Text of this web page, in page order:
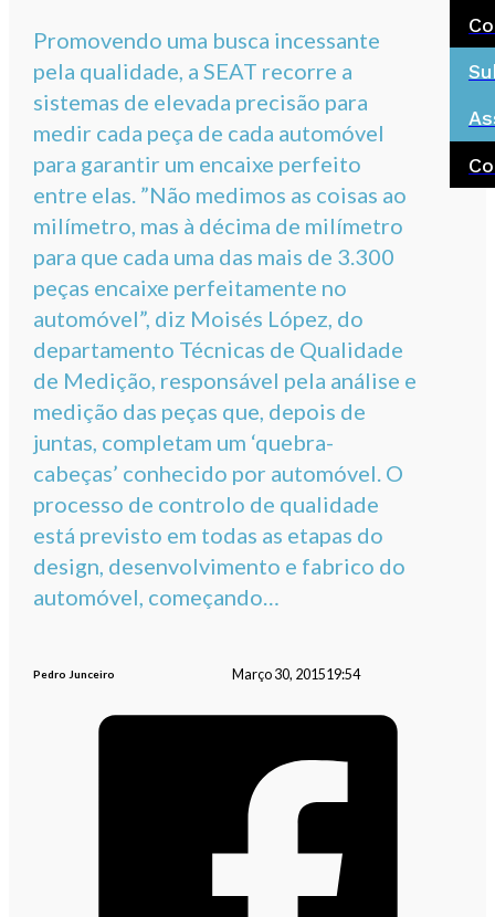
Promovendo uma busca incessante
pela qualidade, a SEAT recorre a
sistemas de elevada precisão para
medir cada peça de cada automóvel
para garantir um encaixe perfeito
entre elas. ”Não medimos as coisas ao
milímetro, mas à décima de milímetro
para que cada uma das mais de 3.300
peças encaixe perfeitamente no
automóvel”, diz Moisés López, do
departamento Técnicas de Qualidade
de Medição, responsável pela análise e
medição das peças que, depois de
juntas, completam um ‘quebra-
cabeças’ conhecido por automóvel. O
processo de controlo de qualidade
está previsto em todas as etapas do
design, desenvolvimento e fabrico do
automóvel, começando…
Pedro Junceiro Março 30, 201519:54